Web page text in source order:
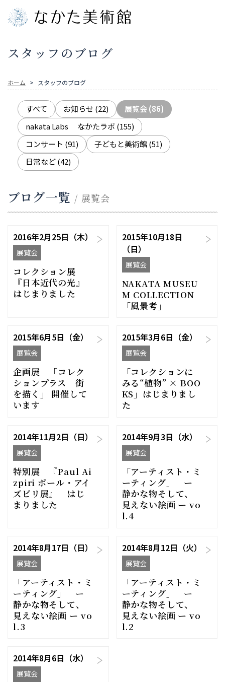
スタッフのブログ
ホーム スタッフのブログ
すべて お知らせ (22) 展覧会(86)
nakata Labs なかたラボ (155)
コンサート (91) 子どもと美術館(51)
日常など(42)
ブログ一覧 / 展覧会
2016年2月25日（木）
展覧会
コレクション展
『日本近代の光』
はじまりました
2015年10月18日
（日）
展覧会
NAKATA MUSEU
M COLLECTION
「風景考」
2015年6月5日（金）
展覧会
企画展 「コレク
ションプラス 街
を描く」 開催して
います
2015年3月6日（金）
展覧会
「コレクションに
みる“植物” × BOO
KS」はじまりまし
た
2014年11月2日（日）
展覧会
特別展 『Paul Ai
zpiri ポール・アイ
ズピリ展』 はじ
まりました
2014年9月3日（水）
展覧会
「アーティスト・ミ
ーティング」 ー
静かな物そして、
見えない絵画 ー vo
l.4
2014年8月17日（日）
展覧会
「アーティスト・ミ
ーティング」 ー
静かな物そして、
見えない絵画 ー vo
l.3
2014年8月12日（火）
展覧会
「アーティスト・ミ
ーティング」 ー
静かな物そして、
見えない絵画 ー vo
l.2
2014年8月6日（水）
展覧会